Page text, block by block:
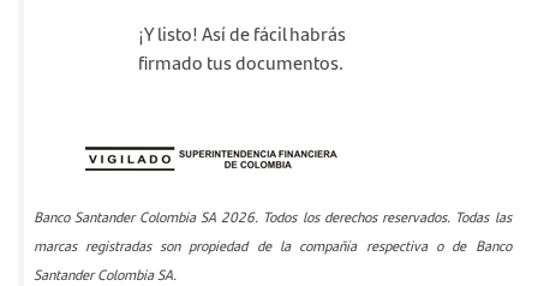
¡Y listo! Así de fácil habrás
firmado tus documentos.
Banco Santander Colombia SA 2026. Todos los derechos reservados. Todas las
marcas registradas son propiedad de la compañía respectiva o de Banco
Santander Colombia SA.